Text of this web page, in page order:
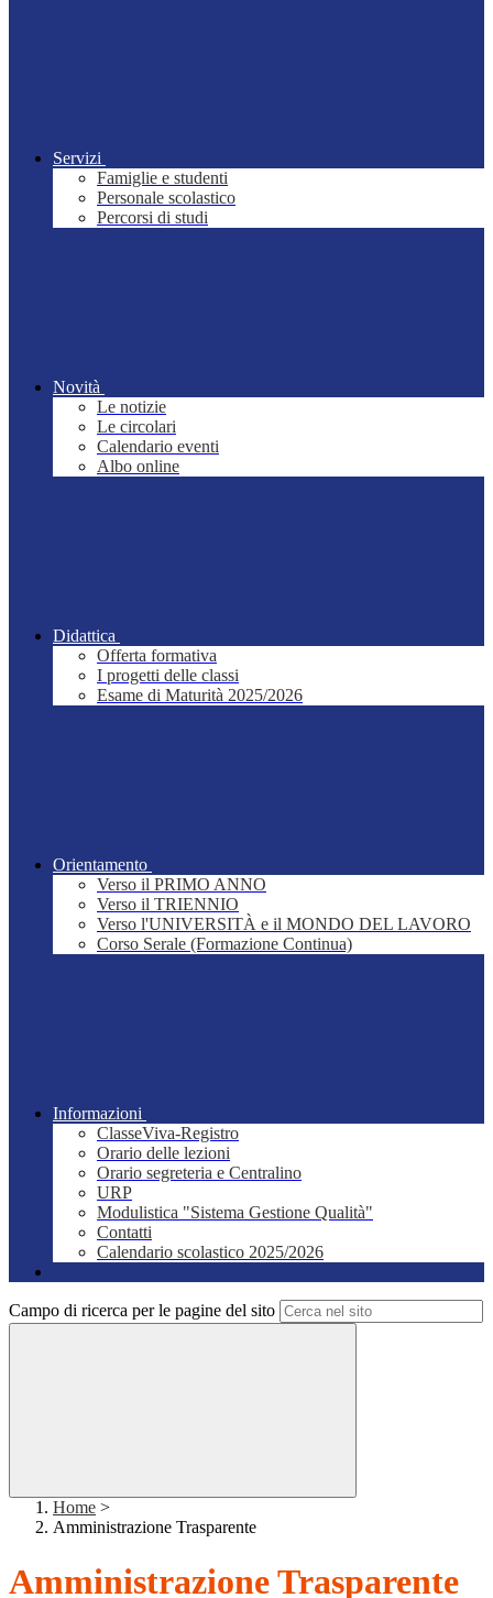
Servizi
Famiglie e studenti
Personale scolastico
Percorsi di studi
Novità
Le notizie
Le circolari
Calendario eventi
Albo online
Didattica
Offerta formativa
I progetti delle classi
Esame di Maturità 2025/2026
Orientamento
Verso il PRIMO ANNO
Verso il TRIENNIO
Verso l'UNIVERSITÀ e il MONDO DEL LAVORO
Corso Serale (Formazione Continua)
Informazioni
ClasseViva-Registro
Orario delle lezioni
Orario segreteria e Centralino
URP
Modulistica "Sistema Gestione Qualità"
Contatti
Calendario scolastico 2025/2026
Campo di ricerca per le pagine del sito
Home >
Amministrazione Trasparente
Amministrazione Trasparente